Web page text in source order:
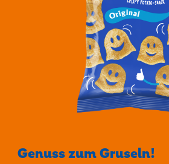
Genuss zum Gruseln!